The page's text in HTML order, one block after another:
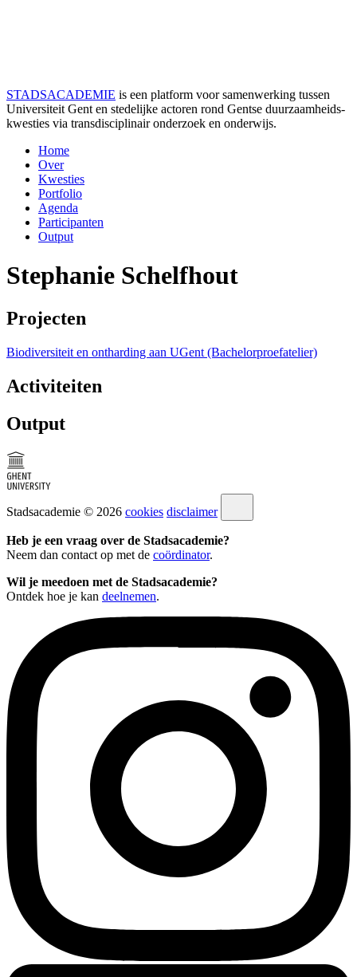
STADSACADEMIE is een platform voor samenwerking tussen
Universiteit Gent en stedelijke actoren rond Gentse duurzaamheids­
kwesties via transdisciplinair onderzoek en onderwijs.
Home
Over
Kwesties
Portfolio
Agenda
Participanten
Output
Stephanie Schelfhout
Projecten
Biodiversiteit en ontharding aan UGent (Bachelorproefatelier)
Activiteiten
Output
Stadsacademie © 2026 cookies disclaimer
Heb je een vraag over de Stadsacademie?
Neem dan contact op met de coördinator.
Wil je meedoen met de Stadsacademie?
Ontdek hoe je kan deelnemen.